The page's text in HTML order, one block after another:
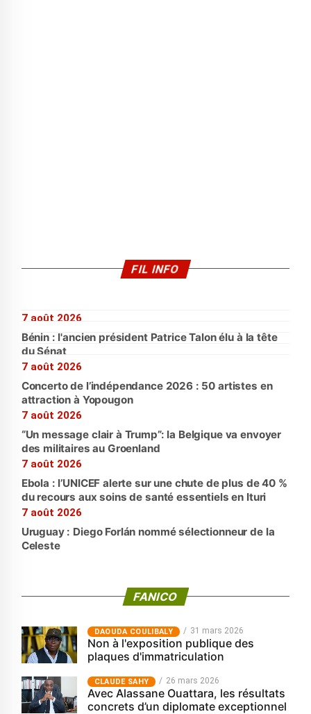
FIL INFO
7 août 2026
Bénin : l'ancien président Patrice Talon élu à la tête
du Sénat
7 août 2026
Concerto de l’indépendance 2026 : 50 artistes en
attraction à Yopougon
7 août 2026
“Un message clair à Trump”: la Belgique va envoyer
des militaires au Groenland
7 août 2026
Ebola : l’UNICEF alerte sur une chute de plus de 40 %
du recours aux soins de santé essentiels en Ituri
7 août 2026
Uruguay : Diego Forlán nommé sélectionneur de la
Celeste
FANICO
‎DAOUDA COULIBALY 31 mars 2026
Non à l'exposition publique des
plaques d'immatriculation
CLAUDE SAHY 26 mars 2026
Avec Alassane Ouattara, les résultats
concrets d’un diplomate exceptionnel